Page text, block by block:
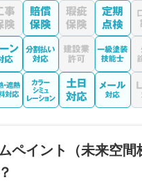
ペイント（未来空間